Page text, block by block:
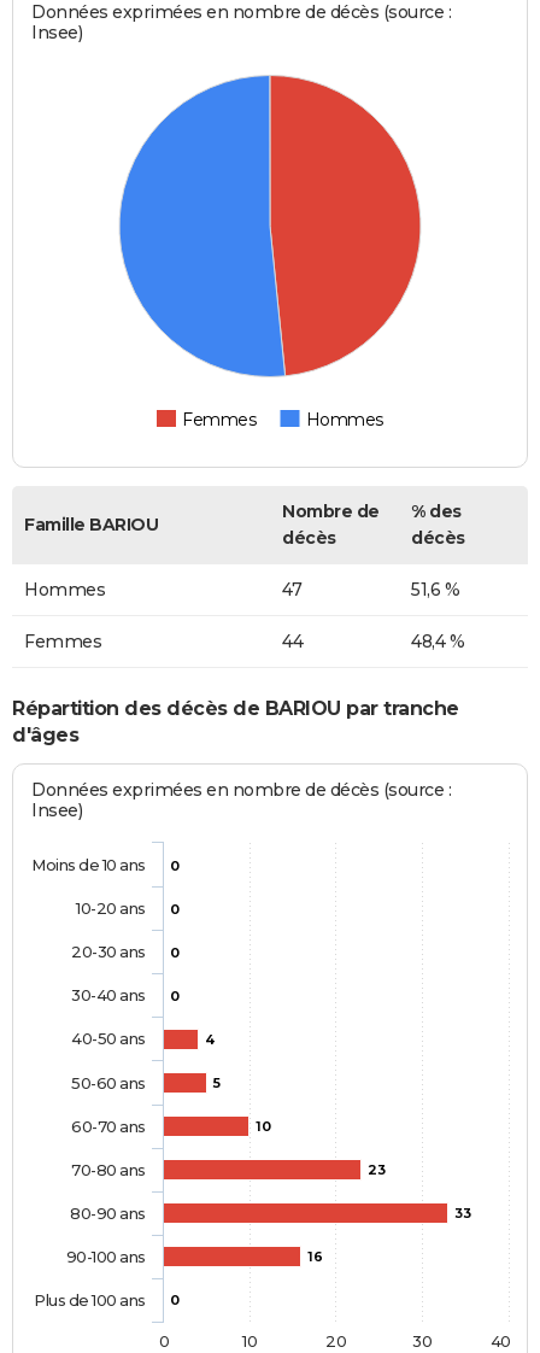
Données exprimées en nombre de décès (source :
Insee)
Femmes Hommes
Famille BARIOU
Nombre de
décès
% des
décès
Hommes 47 51,6 %
Femmes 44 48,4 %
Répartition des décès de BARIOU par tranche
d'âges
Données exprimées en nombre de décès (source :
Insee)
0
0
0
0
4
5
10
23
33
16
0
Moins de 10 ans
10-20 ans
20-30 ans
30-40 ans
40-50 ans
50-60 ans
60-70 ans
70-80 ans
80-90 ans
90-100 ans
Plus de 100 ans
0 10 20 30 40